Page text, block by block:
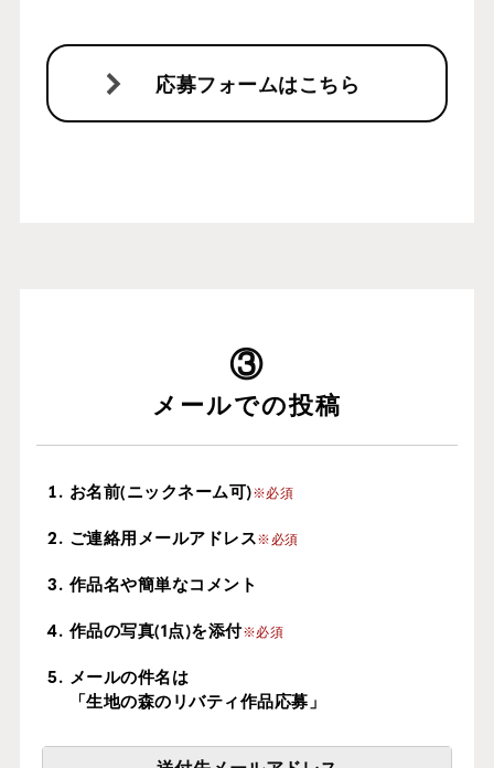
応募フォームはこちら
メールでの投稿
お名前(ニックネーム可)※必須
ご連絡用メールアドレス※必須
作品名や簡単なコメント
作品の写真(1点)を添付※必須
メールの件名は
「生地の森のリバティ作品応募」